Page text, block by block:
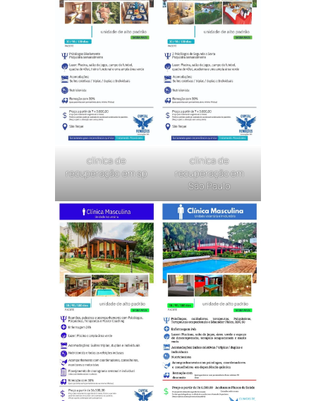
clinica de
recuperação em sp
clinica de
recuperação em
São Paulo